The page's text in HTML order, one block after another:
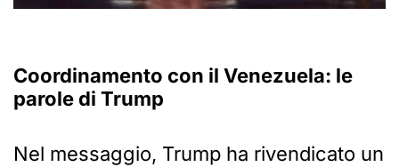
Coordinamento con il Venezuela: le
parole di Trump
Nel messaggio, Trump ha rivendicato un